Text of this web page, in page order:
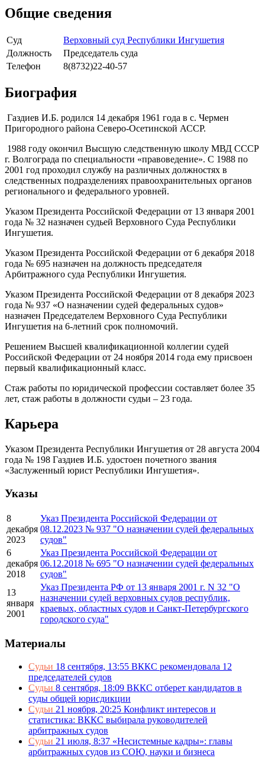
Общие сведения
Суд
Верховный суд Республики Ингушетия
Должность
Председатель суда
Телефон
8(8732)22-40-57
Биография
Газдиев И.Б. родился 14 декабря 1961 года в с. Чермен
Пригородного района Северо-Осетинской АССР.
1988 году окончил Высшую следственную школу МВД СССР
г. Волгограда по специальности «правоведение». С 1988 по
2001 год проходил службу на различных должностях в
следственных подразделениях правоохранительных органов
регионального и федерального уровней.
Указом Президента Российской Федерации от 13 января 2001
года № 32 назначен судьей Верховного Суда Республики
Ингушетия.
Указом Президента Российской Федерации от 6 декабря 2018
года № 695 назначен на должность председателя
Арбитражного суда Республики Ингушетия.
Указом Президента Российской Федерации от 8 декабря 2023
года № 937 «О назначении судей федеральных судов»
назначен Председателем Верховного Суда Республики
Ингушетия на 6-летний срок полномочий.
Решением Высшей квалификационной коллегии судей
Российской Федерации от 24 ноября 2014 года ему присвоен
первый квалификационный класс.
Стаж работы по юридической профессии составляет более 35
лет, стаж работы в должности судьи – 23 года.
Карьера
Указом Президента Республики Ингушетия от 28 августа 2004
года № 198 Газдиев И.Б. удостоен почетного звания
«Заслуженный юрист Республики Ингушетия».
Указы
8
декабря
2023
Указ Президента Российской Федерации от
08.12.2023 № 937 "О назначении судей федеральных
судов"
6
декабря
2018
Указ Президента Российской Федерации от
06.12.2018 № 695 "О назначении судей федеральных
судов"
13
января
2001
Указ Президента РФ от 13 января 2001 г. N 32 "О
назначении судей верховных судов республик,
краевых, областных судов и Санкт-Петербургского
городского суда"
Материалы
Судьи 18 сентября, 13:55 ВККС рекомендовала 12
председателей судов
Судьи 8 сентября, 18:09 ВККС отберет кандидатов в
суды общей юрисдикции
Судьи 21 ноября, 20:25 Конфликт интересов и
статистика: ВККС выбирала руководителей
арбитражных судов
Судьи 21 июля, 8:37 «Несистемные кадры»: главы
арбитражных судов из СОЮ, науки и бизнеса